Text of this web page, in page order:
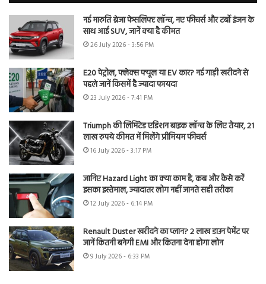
नई मारुति ब्रेजा फेसलिफ्ट लॉन्च, नए फीचर्स और टर्बो इंजन के
साथ आई SUV, जानें क्या है कीमत
26 July 2026 - 3:56 PM
E20 पेट्रोल, फ्लेक्स फ्यूल या EV कार? नई गाड़ी खरीदने से
पहले जानें किसमें है ज्यादा फायदा
23 July 2026 - 7:41 PM
Triumph की लिमिटेड एडिशन बाइक लॉन्च के लिए तैयार, 21
लाख रुपये कीमत में मिलेंगे प्रीमियम फीचर्स
16 July 2026 - 3:17 PM
जानिए Hazard Light का क्या काम है, कब और कैसे करें
इसका इस्तेमाल, ज्यादातर लोग नहीं जानते सही तरीका
12 July 2026 - 6:14 PM
Renault Duster खरीदने का प्लान? 2 लाख डाउन पेमेंट पर
जानें कितनी बनेगी EMI और कितना देना होगा लोन
9 July 2026 - 6:33 PM